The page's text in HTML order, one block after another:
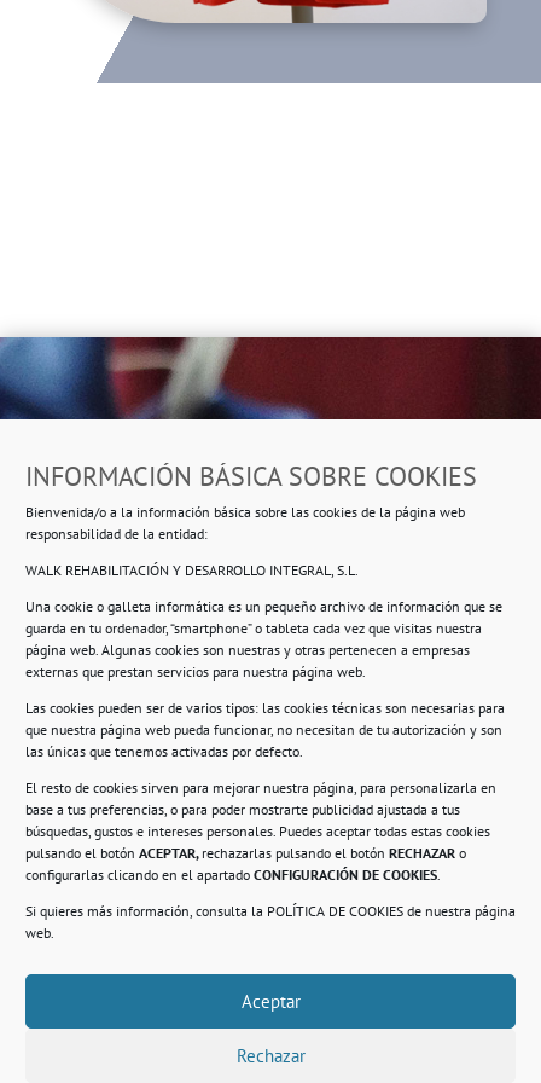
INFORMACIÓN BÁSICA SOBRE COOKIES
Bienvenida/o a la información básica sobre las cookies de la página web
responsabilidad de la entidad:
WALK REHABILITACIÓN Y DESARROLLO INTEGRAL, S.L.
Una cookie o galleta informática es un pequeño archivo de información que se
guarda en tu ordenador, “smartphone” o tableta cada vez que visitas nuestra
página web. Algunas cookies son nuestras y otras pertenecen a empresas
externas que prestan servicios para nuestra página web.
Las cookies pueden ser de varios tipos: las cookies técnicas son necesarias para
que nuestra página web pueda funcionar, no necesitan de tu autorización y son
las únicas que tenemos activadas por defecto.
El resto de cookies sirven para mejorar nuestra página, para personalizarla en
base a tus preferencias, o para poder mostrarte publicidad ajustada a tus
búsquedas, gustos e intereses personales. Puedes aceptar todas estas cookies
pulsando el botón ACEPTAR, rechazarlas pulsando el botón RECHAZAR o
configurarlas clicando en el apartado CONFIGURACIÓN DE COOKIES.
Si quieres más información, consulta la POLÍTICA DE COOKIES de nuestra página
web.
Aceptar
Rechazar
Ropero Solidario de Usera
Beasáin 25-33posterior, local 3 – 28041 Madrid
Información
Compromiso con la protección de datos
Política de Cookies.
© 2021. Realizado en el Centro de Rehabilitación